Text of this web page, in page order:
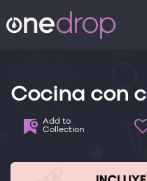
Cocina con
Add to
Collection